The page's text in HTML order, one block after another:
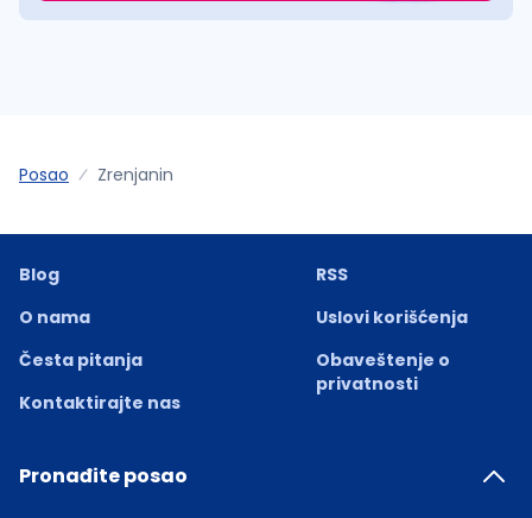
Posao Zrenjanin
Blog
O nama
Česta pitanja
Kontaktirajte nas
RSS
Uslovi korišćenja
Obaveštenje o
privatnosti
Pronađite posao